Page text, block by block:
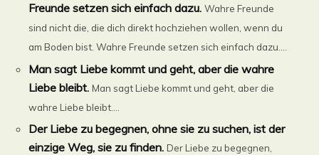
Freunde setzen sich einfach dazu. Wahre Freunde
sind nicht die, die dich direkt hochziehen wollen, wenn du
am Boden bist. Wahre Freunde setzen sich einfach dazu....
Man sagt Liebe kommt und geht, aber die wahre
Liebe bleibt. Man sagt Liebe kommt und geht, aber die
wahre Liebe bleibt....
Der Liebe zu begegnen, ohne sie zu suchen, ist der
einzige Weg, sie zu finden. Der Liebe zu begegnen,